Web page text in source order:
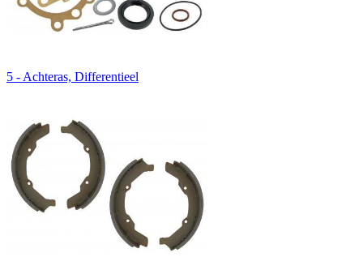
5 - Achteras, Differentieel